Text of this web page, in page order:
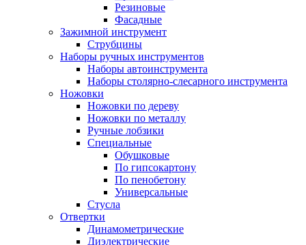
Резиновые
Фасадные
Зажимной инструмент
Струбцины
Наборы ручных инструментов
Наборы автоинструмента
Наборы столярно-слесарного инструмента
Ножовки
Ножовки по дереву
Ножовки по металлу
Ручные лобзики
Специальные
Обушковые
По гипсокартону
По пенобетону
Универсальные
Стусла
Отвертки
Динамометрические
Диэлектрические